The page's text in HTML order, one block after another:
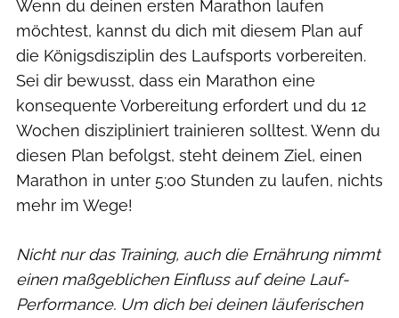
Wenn du deinen ersten Marathon laufen
möchtest, kannst du dich mit diesem Plan auf
die Königsdisziplin des Laufsports vorbereiten.
Sei dir bewusst, dass ein Marathon eine
konsequente Vorbereitung erfordert und du 12
Wochen diszipliniert trainieren solltest. Wenn du
diesen Plan befolgst, steht deinem Ziel, einen
Marathon in unter 5:00 Stunden zu laufen, nichts
mehr im Wege!
Nicht nur das Training, auch die Ernährung nimmt
einen maßgeblichen Einfluss auf deine Lauf-
Performance. Um dich bei deinen läuferischen